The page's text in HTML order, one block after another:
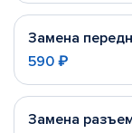
Замена
590 ₽
Замена